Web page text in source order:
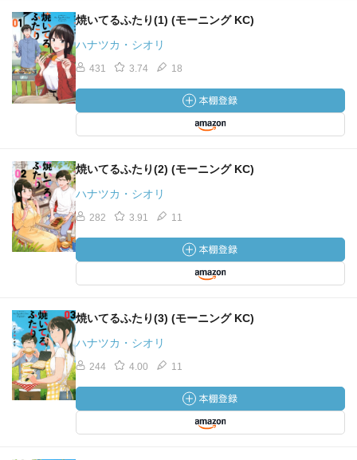
焼いてるふたり(1) (モーニング KC)
ハナツカ・シオリ
431 3.74 18
焼いてるふたり(2) (モーニング KC)
ハナツカ・シオリ
282 3.91 11
焼いてるふたり(3) (モーニング KC)
ハナツカ・シオリ
244 4.00 11